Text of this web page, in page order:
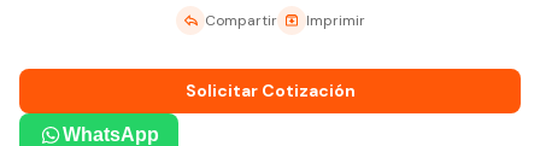
Compartir Imprimir
Solicitar Cotización
WhatsApp